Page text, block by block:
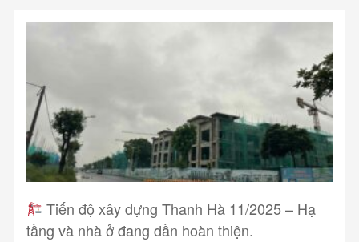
Tiến độ xây dựng Thanh Hà 11/2025 – Hạ
tầng và nhà ở đang dần hoàn thiện.